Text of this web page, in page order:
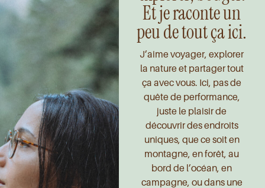
Et je raconte un
peu de tout ça ici.
J’aime voyager, explorer
la nature et partager tout
ça avec vous. Ici, pas de
quête de performance,
juste le plaisir de
découvrir des endroits
uniques, que ce soit en
montagne, en forêt, au
bord de l’océan, en
campagne, ou dans une